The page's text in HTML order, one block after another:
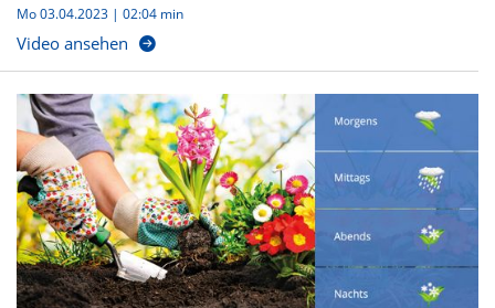
Mo 03.04.2023 | 02:04 min
Video ansehen